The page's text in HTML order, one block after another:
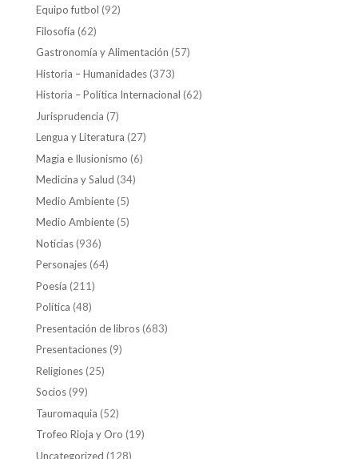
Equipo futbol (92)
Filosofía (62)
Gastronomía y Alimentación (57)
Historia – Humanidades(373)
Historia – Política Internacional (62)
Jurisprudencia (7)
Lengua y Literatura (27)
Magia e Ilusionismo (6)
Medicina y Salud (34)
Medio Ambiente(5)
Medio Ambiente(5)
Noticias(936)
Personajes(64)
Poesía (211)
Política (48)
Presentación de libros(683)
Presentaciones(9)
Religiones(25)
Socios(99)
Tauromaquia (52)
Trofeo Rioja y Oro (19)
Uncategorized (128)